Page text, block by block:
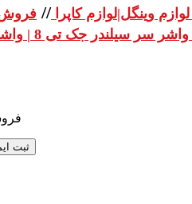
لوازم وینگل|لوازم کاپرا // فروش
ثبت